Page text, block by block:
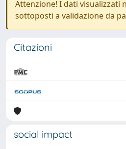
Attenzione! I dati visualizzati
sottoposti a validazione da
Citazioni
social impact